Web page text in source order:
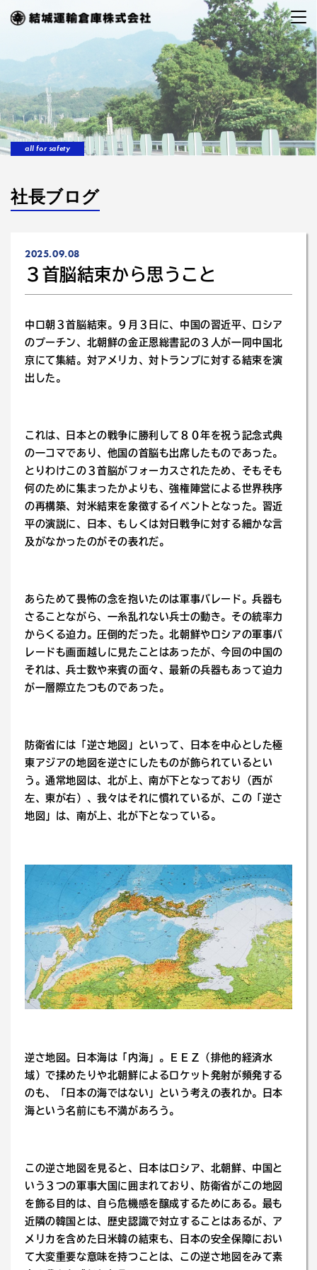
all for safety
社長ブログ
2025.09.08
３首脳結束から思うこと
中ロ朝３首脳結束。９月３日に、中国の習近平、ロシア
のプーチン、北朝鮮の金正恩総書記の３人が一同中国北
京にて集結。対アメリカ、対トランプに対する結束を演
出した。
これは、日本との戦争に勝利して８０年を祝う記念式典
の一コマであり、他国の首脳も出席したものであった。
とりわけこの３首脳がフォーカスされたため、そもそも
何のために集まったかよりも、強権陣営による世界秩序
の再構築、対米結束を象徴するイベントとなった。習近
平の演説に、日本、もしくは対日戦争に対する細かな言
及がなかったのがその表れだ。
あらためて畏怖の念を抱いたのは軍事パレード。兵器も
さることながら、一糸乱れない兵士の動き。その統率力
からくる迫力。圧倒的だった。北朝鮮やロシアの軍事パ
レードも画面越しに見たことはあったが、今回の中国の
それは、兵士数や来賓の面々、最新の兵器もあって迫力
が一層際立たつものであった。
防衛省には「逆さ地図」といって、日本を中心とした極
東アジアの地図を逆さにしたものが飾られているとい
う。通常地図は、北が上、南が下となっており（西が
左、東が右）、我々はそれに慣れているが、この「逆さ
地図」は、南が上、北が下となっている。
逆さ地図。日本海は「内海」。ＥＥＺ（排他的経済水
域）で揉めたりや北朝鮮によるロケット発射が頻発する
のも、「日本の海ではない」という考えの表れか。日本
海という名前にも不満があろう。
この逆さ地図を見ると、日本はロシア、北朝鮮、中国と
いう３つの軍事大国に囲まれており、防衛省がこの地図
を飾る目的は、自ら危機感を醸成するためにある。最も
近隣の韓国とは、歴史認識で対立することはあるが、ア
メリカを含めた日米韓の結束も、日本の安全保障におい
て大変重要な意味を持つことは、この逆さ地図をみて素